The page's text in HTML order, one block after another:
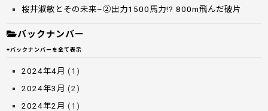
桜井淑敏とその未来–②出力1500馬力!? 800m飛んだ破片
バックナンバー
+バックナンバーを全て表示
2024年4月 (1)
2024年3月 (2)
2024年2月 (1)